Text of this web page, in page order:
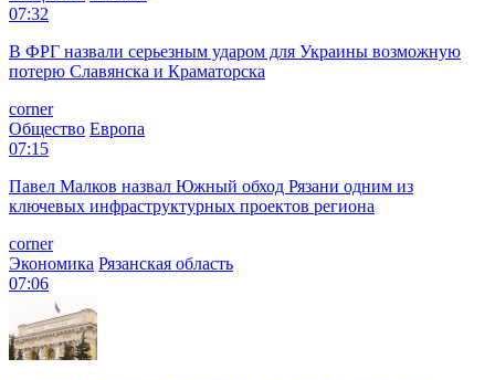
07:32
В ФРГ назвали серьезным ударом для Украины возможную
потерю Славянска и Краматорска
corner
Общество Европа
07:15
Павел Малков назвал Южный обход Рязани одним из
ключевых инфраструктурных проектов региона
corner
Экономика Рязанская область
07:06